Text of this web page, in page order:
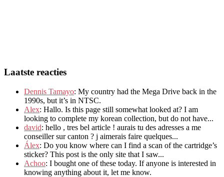
Laatste reacties
Dennis Tamayo: My country had the Mega Drive back in the
1990s, but it’s in NTSC.
Alex: Hallo. Is this page still somewhat looked at? I am
looking to complete my korean collection, but do not have...
david: hello , tres bel article ! aurais tu des adresses a me
conseiller sur canton ? j aimerais faire quelques...
Álex: Do you know where can I find a scan of the cartridge’s
sticker? This post is the only site that I saw...
Achoo: I bought one of these today. If anyone is interested in
knowing anything about it, let me know.